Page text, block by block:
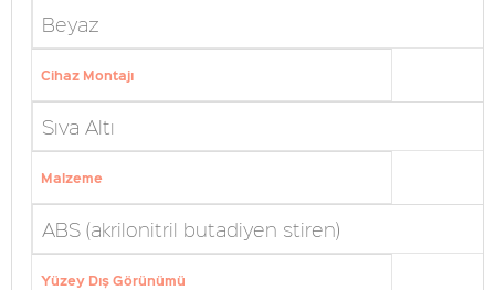
Beyaz
Cihaz Montajı
Sıva Altı
Malzeme
ABS (akrilonitril butadiyen stiren)
Yüzey Dış Görünümü